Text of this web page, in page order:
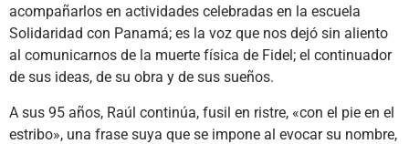
acompañarlos en actividades celebradas en la escuela
Solidaridad con Panamá; es la voz que nos dejó sin aliento
al comunicarnos de la muerte física de Fidel; el continuador
de sus ideas, de su obra y de sus sueños.
A sus 95 años, Raúl continúa, fusil en ristre, «con el pie en el
estribo», una frase suya que se impone al evocar su nombre,